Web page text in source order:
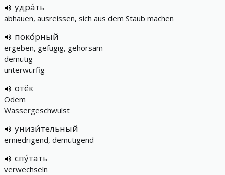
удра́ть
abhauen, ausreissen, sich aus dem Staub machen
поко́рный
ergeben, gefügig, gehorsam
demütig
unterwürfig
отёк
Ödem
Wassergeschwulst
унизи́тельный
erniedrigend, demütigend
спу́тать
verwechseln